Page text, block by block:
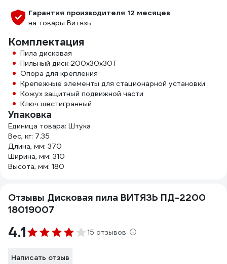
Гарантия производителя 12 месяцев
на товары Витязь
Комплектация
Пила дисковая
Пильный диск 200х30х30Т
Опора для крепления
Крепежные элементы для стационарной установки
Кожух защитный подвижной части
Ключ шестигранный
Упаковка
Единица товара: Штука
Вес, кг: 7.35
Длина, мм: 370
Ширина, мм: 310
Высота, мм: 180
Отзывы Дисковая пила ВИТЯЗЬ ПД-2200
18019007
4.1 15 отзывов
Написать отзыв